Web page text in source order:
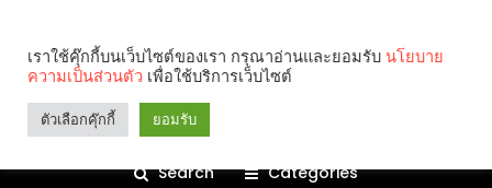
Search Categories
เราใช้คุ๊กกี้บนเว็บไซต์ของเรา กรุณาอ่านและยอมรับ นโยบาย
ความเป็นส่วนตัว เพื่อใช้บริการเว็บไซต์
ตัวเลือกคุ๊กกี้ ยอมรับ